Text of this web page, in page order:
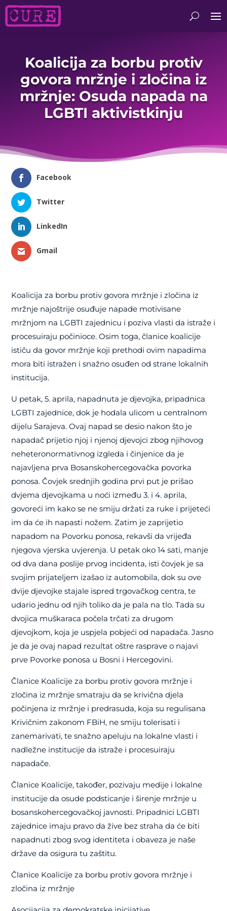
Koalicija za borbu protiv
govora mržnje i zločina iz
mržnje: Osuda napada na
LGBTI aktivistkinju
Facebook
Twitter
LinkedIn
Gmail
Koalicija za borbu protiv govora mržnje i zločina iz
mržnje najoštrije osuđuje napade motivisane
mržnjom na LGBTI zajednicu i poziva vlasti da istraže i
procesuiraju počinioce. Osim toga, članice koalicije
ističu da govor mržnje koji prethodi ovim napadima
mora biti istražen i snažno osuđen od strane lokalnih
institucija.
U petak, 5. aprila, napadnuta je djevojka, pripadnica
LGBTI zajednice, dok je hodala ulicom u centralnom
dijelu Sarajeva. Ovaj napad se desio nakon što je
napadač prijetio njoj i njenoj djevojci zbog njihovog
neheteronormativnog izgleda i činjenice da je
najavljena prva Bosanskohercegovačka povorka
ponosa. Čovjek srednjih godina prvi put je prišao
dvjema djevojkama u noći između 3. i 4. aprila,
govoreći im kako se ne smiju držati za ruke i prijeteći
im da će ih napasti nožem. Zatim je zaprijetio
napadom na Povorku ponosa, rekavši da vrijeđa
njegova vjerska uvjerenja. U petak oko 14 sati, manje
od dva dana poslije prvog incidenta, isti čovjek je sa
svojim prijateljem izašao iz automobila, dok su ove
dvije djevojke stajale ispred trgovačkog centra, te
udario jednu od njih toliko da je pala na tlo. Tada su
dvojica muškaraca počela trčati za drugom
djevojkom, koja je uspjela pobjeći od napadača. Jasno
je da je ovaj napad rezultat oštre rasprave o najavi
prve Povorke ponosa u Bosni i Hercegovini.
Članice Koalicije za borbu protiv govora mržnje i
zločina iz mržnje smatraju da se krivična djela
počinjena iz mržnje i predrasuda, koja su regulisana
Krivičnim zakonom FBiH, ne smiju tolerisati i
zanemarivati, te snažno apeluju na lokalne vlasti i
nadležne institucije da istraže i procesuiraju
napadače.
Članice Koalicije, također, pozivaju medije i lokalne
institucije da osude podsticanje i širenje mržnje u
bosanskohercegovačkoj javnosti. Pripadnici LGBTI
zajednice imaju pravo da žive bez straha da će biti
napadnuti zbog svog identiteta i obaveza je naše
države da osigura tu zaštitu.
Članice Koalicije za borbu protiv govora mržnje i
zločina iz mržnje